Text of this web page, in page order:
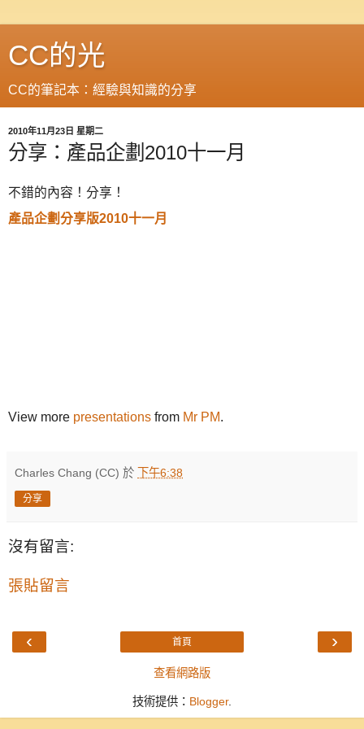
CC的光
CC的筆記本：經驗與知識的分享
2010年11月23日 星期二
分享：產品企劃2010十一月
不錯的內容！分享！
產品企劃分享版2010十一月
View more presentations from Mr PM.
Charles Chang (CC) 於 下午6:38
分享
沒有留言:
張貼留言
‹ ›
首頁
查看網路版
技術提供： Blogger.